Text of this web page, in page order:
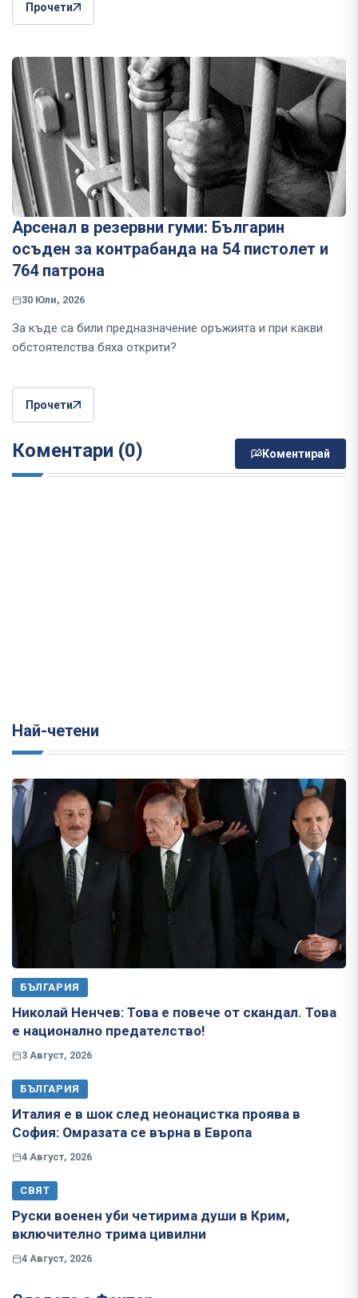
Прочети
Арсенал в резервни гуми: Българин
осъден за контрабанда на 54 пистолет и
764 патрона
30 Юли, 2026
За къде са били предназначение оръжията и при какви
обстоятелства бяха открити?
Прочети
Коментари (0) Коментирай
Най-четени
БЪЛГАРИЯ
Николай Ненчев: Това е повече от скандал. Това
е национално предателство!
3 Август, 2026
БЪЛГАРИЯ
Италия е в шок след неонацистка проява в
София: Омразата се върна в Европа
4 Август, 2026
СВЯТ
Руски военен уби четирима души в Крим,
включително трима цивилни
4 Август, 2026